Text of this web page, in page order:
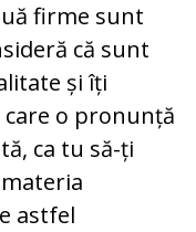
firme sunt
că sunt
și îți
o pronunță
ca tu să-ți
astfel